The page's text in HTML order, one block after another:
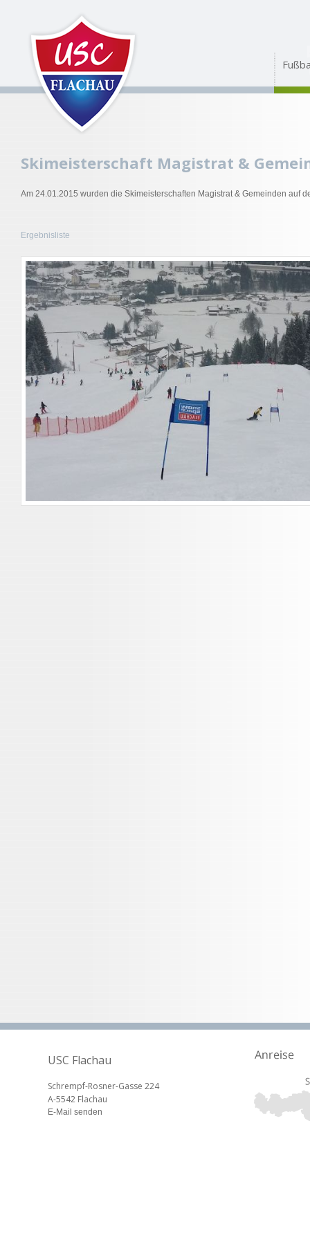
Skimeisterschaft Magistrat &
Am 24.01.2015 wurden die Skimeisterschaften Magistrat & Gemeinden auf
Ergebnisliste
USC Flachau
Schrempf-Rosner-Gasse 224
A-5542 Flachau
E-Mail senden